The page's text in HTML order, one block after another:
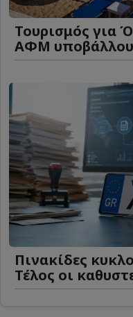
Τουρισμός για
ΑΦΜ
Πινακίδες
Τέλος οι